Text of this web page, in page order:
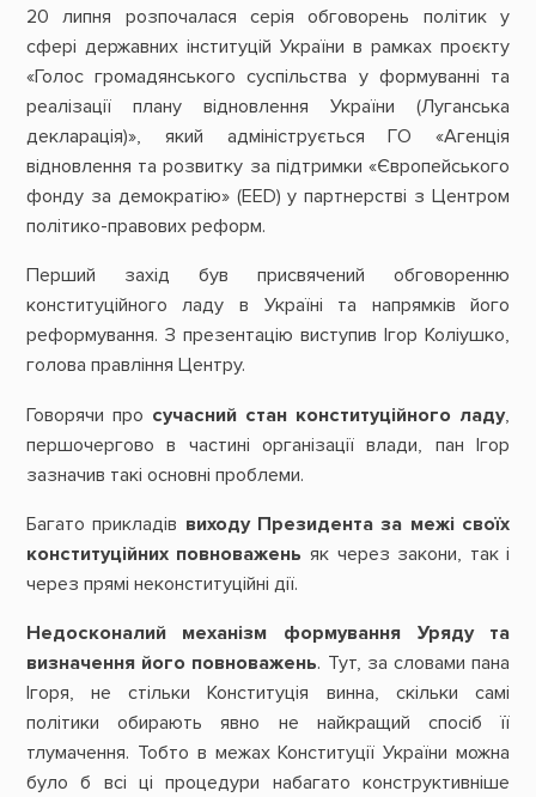
20 липня розпочалася серія обговорень політик у
сфері державних інституцій України в рамках проєкту
«Голос громадянського суспільства у формуванні та
реалізації плану відновлення України (Луганська
декларація)», який адмініструється ГО «Агенція
відновлення та розвитку за підтримки «Європейського
фонду за демократію» (EED) у партнерстві з Центром
політико-правових реформ.
Перший захід був присвячений обговоренню
конституційного ладу в Україні та напрямків його
реформування. З презентацію виступив Ігор Коліушко,
голова правління Центру.
Говорячи про сучасний стан конституційного ладу,
першочергово в частині організації влади, пан Ігор
зазначив такі основні проблеми.
Багато прикладів виходу Президента за межі своїх
конституційних повноважень як через закони, так і
через прямі неконституційні дії.
Недосконалий механізм формування Уряду та
визначення його повноважень. Тут, за словами пана
Ігоря, не стільки Конституція винна, скільки самі
політики обирають явно не найкращий спосіб її
тлумачення. Тобто в межах Конституції України можна
було б всі ці процедури набагато конструктивніше